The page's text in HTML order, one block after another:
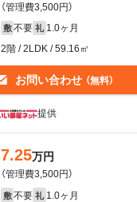
（管理費3,500円）
敷 不要 礼 1.0ヶ月
2階 / 2LDK / 59.16㎡
お問い合わせ （無料）
提供
7.25万円
（管理費3,500円）
敷 不要 礼 1.0ヶ月